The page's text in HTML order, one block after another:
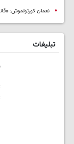
نعمان کورتولموش:
تبلیغات